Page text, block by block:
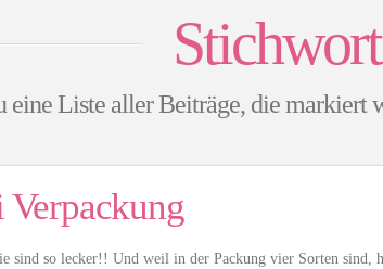
eine Liste aller Beiträge, die markiert
sind so lecker!! Und weil in der Packung vier Sorten sind,